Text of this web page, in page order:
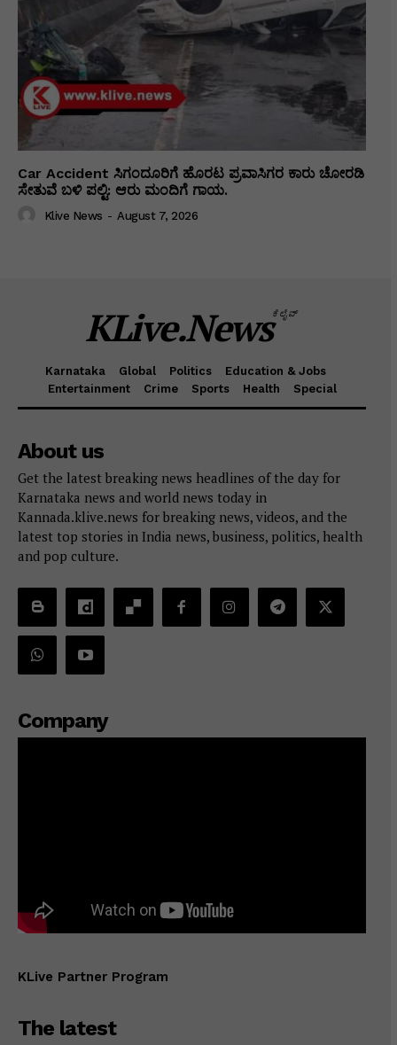
Car Accident ಸಿಗಂದೂರಿಗೆ ಹೊರಟ ಪ್ರವಾಸಿಗರ ಕಾರು ಚೋರಡಿ
ಸೇತುವೆ ಬಳಿ ಪಲ್ಟಿ: ಆರು ಮಂದಿಗೆ ಗಾಯ.
Klive News - August 7, 2026
KLive.Newsಕೆಲೈವ್
Karnataka Global Politics
Education & Jobs
Entertainment
Crime Sports Health Special
About us
Get the latest breaking news headlines of the day for
Karnataka news and world news today in
Kannada.klive.news for breaking news, videos, and the
latest top stories in India news, business, politics, health
and pop culture.
Company
KLive Partner Program
The latest